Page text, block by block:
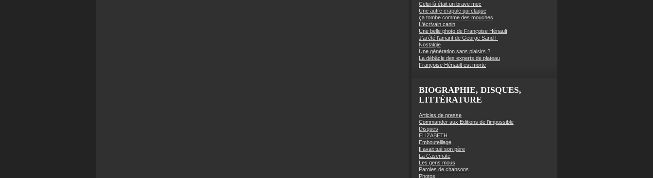
Celui-là était un brave mec
Une autre crapule qui claque
ça tombe comme des mouches
L'écrivain canin
Une belle photo de Françoise Hénault
J’ai été l’amant de George Sand !
Nostalgie
Une génération sans plaisirs ?
La débâcle des experts de plateau
Françoise Hénault est morte
BIOGRAPHIE, DISQUES,
LITTÉRATURE
Articles de presse
Commander aux Editions de l'impossible
Disques
ELIZABETH
Embouteillage
Il avait tué son père
La Casemate
Les gens mous
Paroles de chansons
Photos